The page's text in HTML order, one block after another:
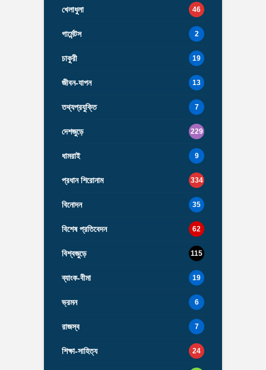
খেলাধুলা 46
গার্মেন্টস 2
চাকুরী 19
জীবন-যাপন 13
তথ্যপ্রযুক্তি 7
দেশজুড়ে 229
ধামরাই 9
প্রধান শিরোনাম 334
বিনোদন 35
বিশেষ প্রতিবেদন 62
বিশ্বজুড়ে 115
ব্যাংক-বীমা 19
ভ্রমন 6
রাজস্ব 7
শিক্ষা-সাহিত্য 24